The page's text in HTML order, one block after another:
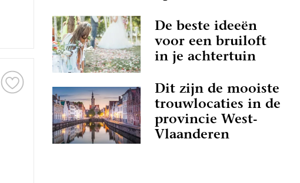
De beste ideeën
voor een bruiloft
in je achtertuin
Dit zijn de mooiste
trouwlocaties in de
provincie West-
Vlaanderen